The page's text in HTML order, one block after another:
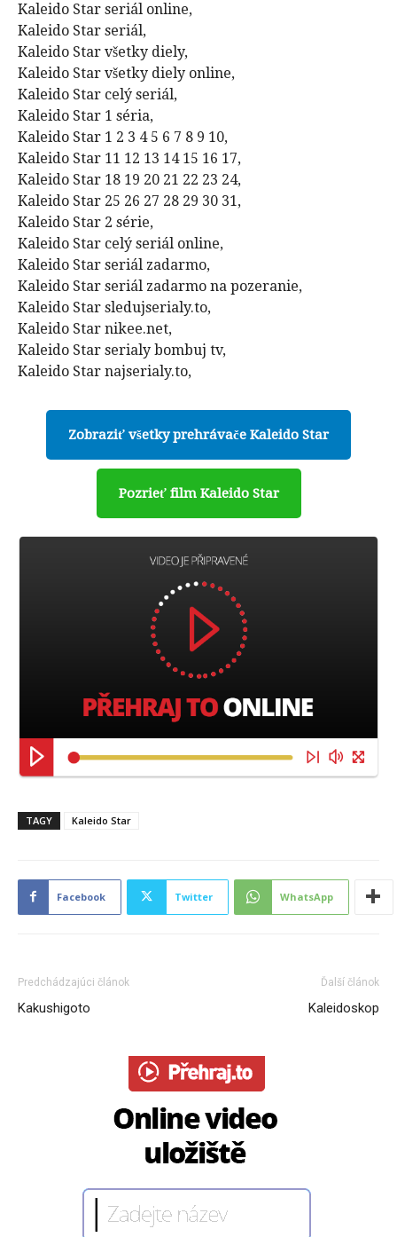
Kaleido Star seriál online,
Kaleido Star seriál,
Kaleido Star všetky diely,
Kaleido Star všetky diely online,
Kaleido Star celý seriál,
Kaleido Star 1 séria,
Kaleido Star 1 2 3 4 5 6 7 8 9 10,
Kaleido Star 11 12 13 14 15 16 17,
Kaleido Star 18 19 20 21 22 23 24,
Kaleido Star 25 26 27 28 29 30 31,
Kaleido Star 2 série,
Kaleido Star celý seriál online,
Kaleido Star seriál zadarmo,
Kaleido Star seriál zadarmo na pozeranie,
Kaleido Star sledujserialy.to,
Kaleido Star nikee.net,
Kaleido Star serialy bombuj tv,
Kaleido Star najserialy.to,
Zobraziť všetky prehrávače Kaleido Star
Pozrieť film Kaleido Star
TAGY Kaleido Star
Facebook Twitter WhatsApp
Predchádzajúci článok
Kakushigoto
Ďalší článok
Kaleidoskop